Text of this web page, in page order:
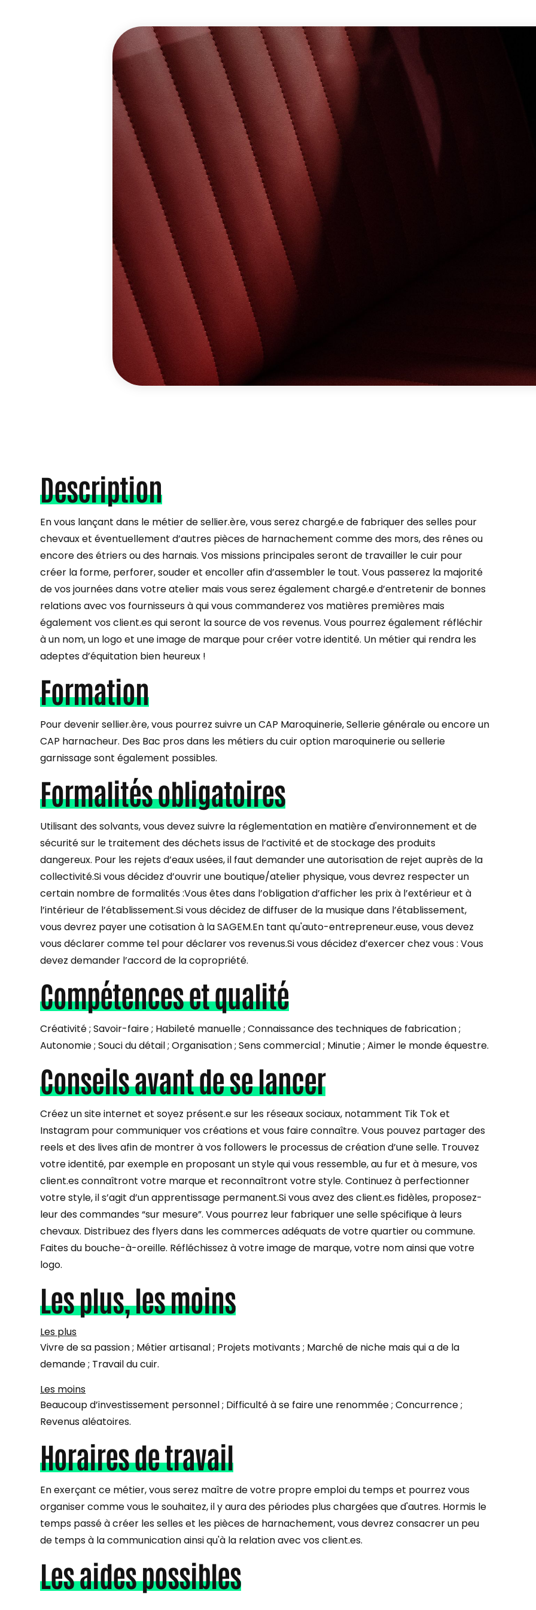
Description
En vous lançant dans le métier de sellier.ère, vous serez chargé.e de fabriquer des selles pour
chevaux et éventuellement d’autres pièces de harnachement comme des mors, des rênes ou
encore des étriers ou des harnais. Vos missions principales seront de travailler le cuir pour
créer la forme, perforer, souder et encoller afin d’assembler le tout. Vous passerez la majorité
de vos journées dans votre atelier mais vous serez également chargé.e d’entretenir de bonnes
relations avec vos fournisseurs à qui vous commanderez vos matières premières mais
également vos client.es qui seront la source de vos revenus. Vous pourrez également réfléchir
à un nom, un logo et une image de marque pour créer votre identité. Un métier qui rendra les
adeptes d’équitation bien heureux !
Formation
Pour devenir sellier.ère, vous pourrez suivre un CAP Maroquinerie, Sellerie générale ou encore un
CAP harnacheur. Des Bac pros dans les métiers du cuir option maroquinerie ou sellerie
garnissage sont également possibles.
Formalités obligatoires
Utilisant des solvants, vous devez suivre la réglementation en matière d'environnement et de
sécurité sur le traitement des déchets issus de l’activité et de stockage des produits
dangereux. Pour les rejets d’eaux usées, il faut demander une autorisation de rejet auprès de la
collectivité.Si vous décidez d’ouvrir une boutique/atelier physique, vous devrez respecter un
certain nombre de formalités :Vous êtes dans l’obligation d’afficher les prix à l’extérieur et à
l’intérieur de l’établissement.Si vous décidez de diffuser de la musique dans l’établissement,
vous devrez payer une cotisation à la SAGEM.En tant qu'auto-entrepreneur.euse, vous devez
vous déclarer comme tel pour déclarer vos revenus.Si vous décidez d’exercer chez vous : Vous
devez demander l’accord de la copropriété.
Compétences et qualité
Créativité ; Savoir-faire ; Habileté manuelle ; Connaissance des techniques de fabrication ;
Autonomie ; Souci du détail ; Organisation ; Sens commercial ; Minutie ; Aimer le monde équestre.
Conseils avant de se lancer
Créez un site internet et soyez présent.e sur les réseaux sociaux, notamment Tik Tok et
Instagram pour communiquer vos créations et vous faire connaître. Vous pouvez partager des
reels et des lives afin de montrer à vos followers le processus de création d’une selle. Trouvez
votre identité, par exemple en proposant un style qui vous ressemble, au fur et à mesure, vos
client.es connaîtront votre marque et reconnaîtront votre style. Continuez à perfectionner
votre style, il s’agit d’un apprentissage permanent.Si vous avez des client.es fidèles, proposez-
leur des commandes “sur mesure”. Vous pourrez leur fabriquer une selle spécifique à leurs
chevaux. Distribuez des flyers dans les commerces adéquats de votre quartier ou commune.
Faites du bouche-à-oreille. Réfléchissez à votre image de marque, votre nom ainsi que votre
logo.
Les plus, les moins
Les plus
Vivre de sa passion ; Métier artisanal ; Projets motivants ; Marché de niche mais qui a de la
demande ; Travail du cuir.
Les moins
Beaucoup d’investissement personnel ; Difficulté à se faire une renommée ; Concurrence ;
Revenus aléatoires.
Horaires de travail
En exerçant ce métier, vous serez maître de votre propre emploi du temps et pourrez vous
organiser comme vous le souhaitez, il y aura des périodes plus chargées que d'autres. Hormis le
temps passé à créer les selles et les pièces de harnachement, vous devrez consacrer un peu
de temps à la communication ainsi qu'à la relation avec vos client.es.
Les aides possibles